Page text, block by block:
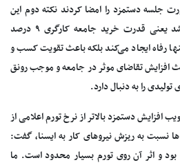
جلسه دستمزد را امضا کردند نکته دوم این
است که به رفاه کارگران توجه شد یعنی قدرت خرید جامعه کارگری ۹ درصد
رفاه ایجاد می‌کند بلکه باعث تقویت کسب و
افزایش تقاضای موثر در جامعه و موجب رونق
را به دنبال دارد.
افزایش دستمزد بالاتر از نرخ تورم اعلامی از
نسبت به ریزش نیروهای کار به ایسنا، گفت:
و اثر آن روی تورم بسیار محدود است. ما